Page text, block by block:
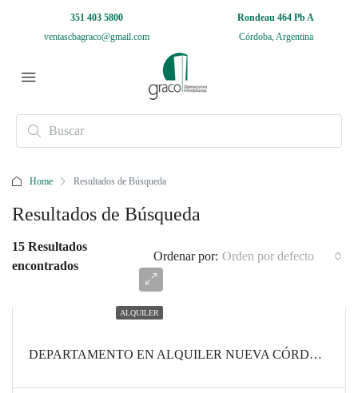
351 403 5800
ventascbagraco@gmail.com
Rondeau 464 Pb A
Córdoba, Argentina
Home Resultados de Búsqueda
Resultados de Búsqueda
15 Resultados
encontrados
Ordenar por: Orden por defecto
ALQUILER
DEPARTAMENTO EN ALQUILER NUEVA CÓRDOBA